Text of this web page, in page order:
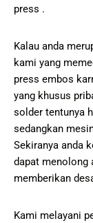
press .
Kalau anda
kami yang
press embos
yang khusus
solder tentunya
sedangkan
Sekiranya anda
dapat menolong
memberikan
Kami melayani